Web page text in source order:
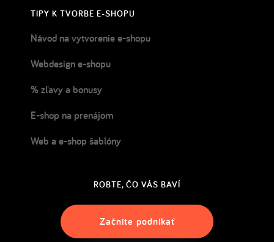
TIPY K TVORBE E-SHOPU
Návod na vytvorenie e-shopu
Webdesign e-shopu
% zľavy a bonusy
E-shop na prenájom
Web a e-shop šablóny
ROBTE, ČO VÁS BAVÍ
Začnite podnikať